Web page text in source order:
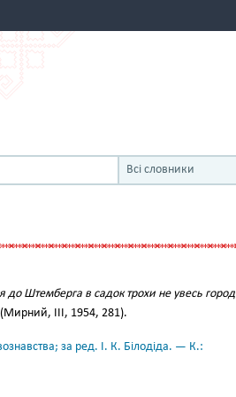
Всі словники
до Штемберга в садок трохи не увесь город
(Мирний, III, 1954, 281).
за ред. І. К. Білодіда. — К.: